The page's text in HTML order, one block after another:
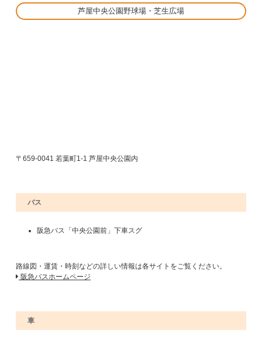
芦屋中央公園野球場・芝生広場
〒659-0041 若葉町1-1 芦屋中央公園内
バス
阪急バス「中央公園前」下車スグ
路線図・運賃・時刻などの詳しい情報は各サイトをご覧ください。
阪急バスホームページ
車